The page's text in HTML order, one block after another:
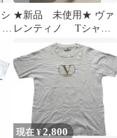
★新品 未使用★ ヴァ
レンティノ Tシャ
ツ カットソー XS ロ
ゴTシャツ
現在 ¥2,800